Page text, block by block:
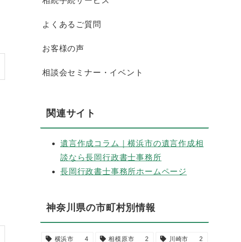
よくあるご質問
お客様の声
相談会セミナー・イベント
関連サイト
遺言作成コラム｜横浜市の遺言作成相
談なら長岡行政書士事務所
長岡行政書士事務所ホームページ
神奈川県の市町村別情報
横浜市 4 相模原市 2 川崎市 2